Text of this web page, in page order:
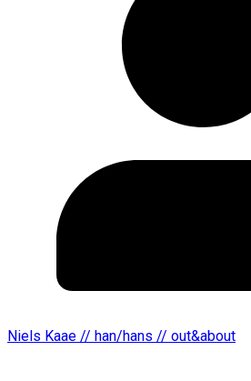
Niels Kaae // han/hans // out&about